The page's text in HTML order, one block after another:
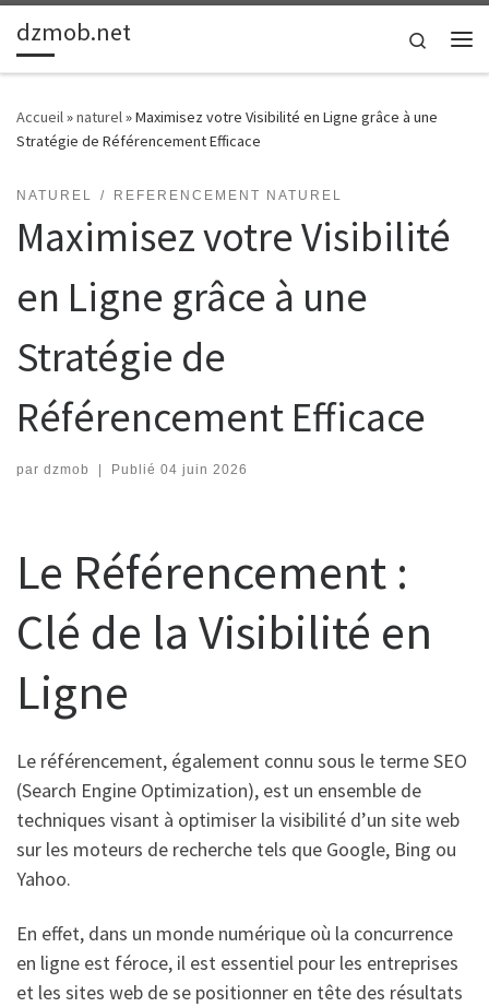
Passer au contenu
dzmob.net
Search
Accueil»naturel»Maximisez votre Visibilité en Ligne grâce à une
Stratégie de Référencement Efficace
NATUREL REFERENCEMENT NATUREL
Maximisez votre Visibilité
en Ligne grâce à une
Stratégie de
Référencement Efficace
par dzmob | Publié 04 juin 2026
Le Référencement :
Clé de la Visibilité en
Ligne
Le référencement, également connu sous le terme SEO
(Search Engine Optimization), est un ensemble de
techniques visant à optimiser la visibilité d’un site web
sur les moteurs de recherche tels que Google, Bing ou
Yahoo.
En effet, dans un monde numérique où la concurrence
en ligne est féroce, il est essentiel pour les entreprises
et les sites web de se positionner en tête des résultats